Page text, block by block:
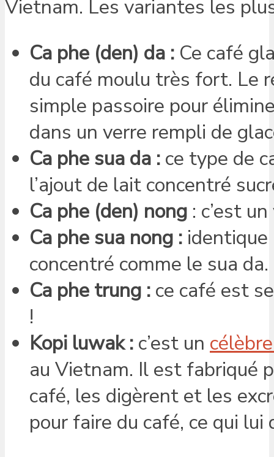
Vietnam. Les variantes les
Ca phe (den) da : Ce café
du café moulu très fort. Le
simple passoire pour
dans un verre rempli de
Ca phe sua da : ce type de
l’ajout de lait concentré
Ca phe (den) nong : c’est
Ca phe sua nong : identique
concentré comme le sua da.
Ca phe trung : ce café est
!
Kopi luwak : c’est un
au Vietnam. Il est fabriqué
café, les digèrent et les
pour faire du café, ce qui